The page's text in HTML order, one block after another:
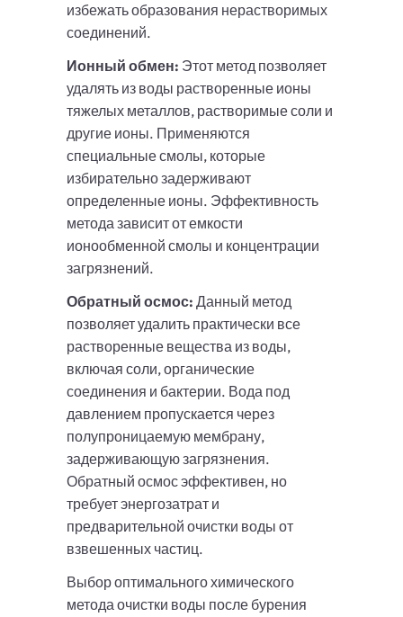
избежать образования нерастворимых
соединений.
Ионный обмен: Этот метод позволяет
удалять из воды растворенные ионы
тяжелых металлов, растворимые соли и
другие ионы. Применяются
специальные смолы, которые
избирательно задерживают
определенные ионы. Эффективность
метода зависит от емкости
ионообменной смолы и концентрации
загрязнений.
Обратный осмос: Данный метод
позволяет удалить практически все
растворенные вещества из воды,
включая соли, органические
соединения и бактерии. Вода под
давлением пропускается через
полупроницаемую мембрану,
задерживающую загрязнения.
Обратный осмос эффективен, но
требует энергозатрат и
предварительной очистки воды от
взвешенных частиц.
Выбор оптимального химического
метода очистки воды после бурения